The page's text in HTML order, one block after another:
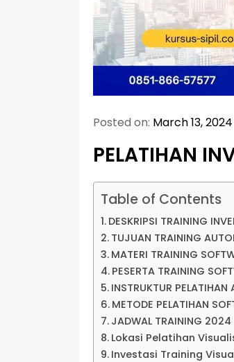
Posted on: March 13, 2024
PELATIHAN
Table of Contents
DESKRIPSI TRAINING
TUJUAN TRAINING
MATERI TRAINING
PESERTA TRAINING
INSTRUKTUR
METODE PELATIHAN
JADWAL TRAINING 2024
Lokasi Pelatihan
Investasi Training